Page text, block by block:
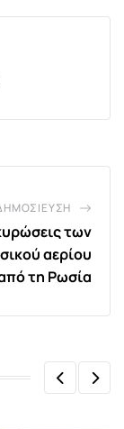
των
αερίου
τη Ρωσία